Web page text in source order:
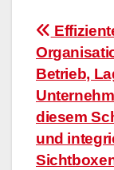
Betrieb,
diesem
und